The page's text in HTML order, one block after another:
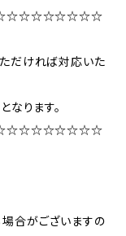
だければ対応いた
ります。
合がございますの